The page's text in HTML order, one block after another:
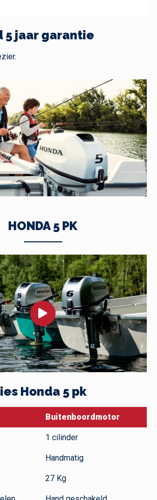
5 jaar garantie
HONDA 5 PK
Honda 5 pk
Buitenboordmotor
1 cilinder
Handmatig
27 Kg